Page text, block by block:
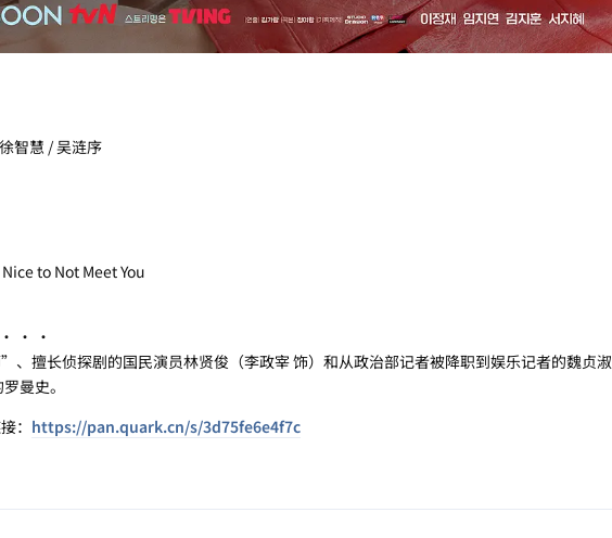
智慧 / 吴涟序
to Not Meet You
· · ·
长侦探剧的国民演员林贤俊（李政宰 饰）和从政治部记者被降职到娱乐记者的魏贞淑
曼史。
： https://pan.quark.cn/s/3d75fe6e4f7c